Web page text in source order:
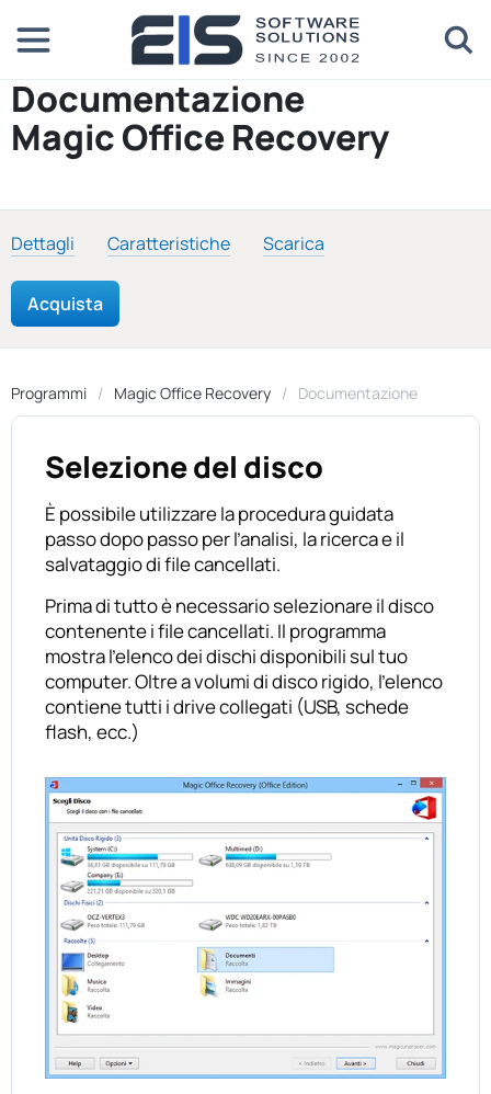
Documentazione
Magic Office Recovery
Dettagli Caratteristiche Scarica
Acquista
Programmi Magic Office Recovery Documentazione
Selezione del disco
È possibile utilizzare la procedura guidata
passo dopo passo per l’analisi, la ricerca e il
salvataggio di file cancellati.
Prima di tutto è necessario selezionare il disco
contenente i file cancellati. Il programma
mostra l’elenco dei dischi disponibili sul tuo
computer. Oltre a volumi di disco rigido, l’elenco
contiene tutti i drive collegati (USB, schede
flash, ecc.)